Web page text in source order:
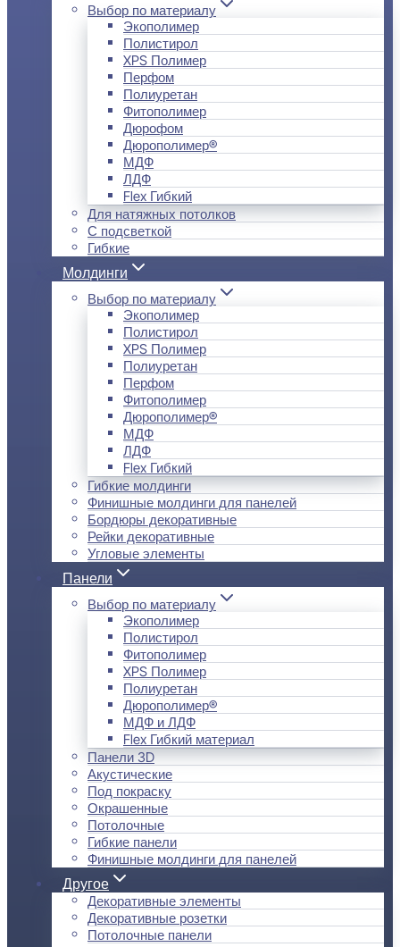
Выбор по материалу
Экополимер
Полистирол
XPS Полимер
Перфом
Полиуретан
Фитополимер
Дюрофом
Дюрополимер®
МДФ
ЛДФ
Flex Гибкий
Для натяжных потолков
С подсветкой
Гибкие
Молдинги
Выбор по материалу
Экополимер
Полистирол
XPS Полимер
Полиуретан
Перфом
Фитополимер
Дюрополимер®
МДФ
ЛДФ
Flex Гибкий
Гибкие молдинги
Финишные молдинги для панелей
Бордюры декоративные
Рейки декоративные
Угловые элементы
Панели
Выбор по материалу
Экополимер
Полистирол
Фитополимер
XPS Полимер
Полиуретан
Дюрополимер®
МДФ и ЛДФ
Flex Гибкий материал
Панели 3D
Акустические
Под покраску
Окрашенные
Потолочные
Гибкие панели
Финишные молдинги для панелей
Другое
Декоративные элементы
Декоративные розетки
Потолочные панели